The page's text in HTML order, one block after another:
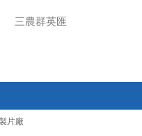
三農群英匯
片廠